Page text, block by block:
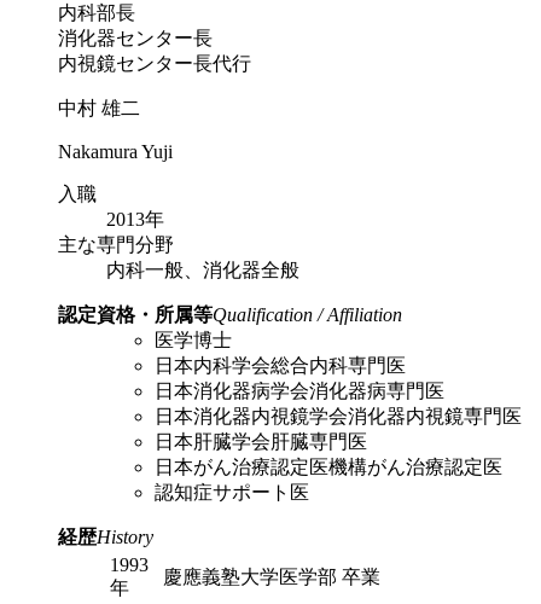
内科部長
消化器センター長
内視鏡センター長代行
中村 雄二
Nakamura Yuji
入職
2013年
主な専門分野
内科一般、消化器全般
認定資格・所属等Qualification / Affiliation
医学博士
日本内科学会総合内科専門医
日本消化器病学会消化器病専門医
日本消化器内視鏡学会消化器内視鏡専門医
日本肝臓学会肝臓専門医
日本がん治療認定医機構がん治療認定医
認知症サポート医
経歴History
1993
年
慶應義塾大学医学部 卒業